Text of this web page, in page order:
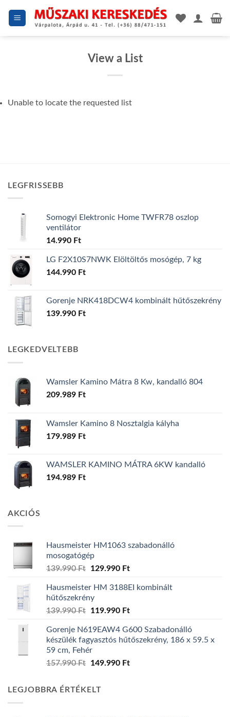
View a List
Unable to locate the requested list
LEGFRISSEBB
Somogyi Elektronic Home TWFR78 oszlop
ventilátor
14.990 Ft
LG F2X10S7NWK Elöltöltős mosógép, 7 kg
144.990 Ft
Gorenje NRK418DCW4 kombinált hűtőszekrény
139.990 Ft
LEGKEDVELTEBB
Wamsler Kamino Mátra 8 Kw, kandalló 804
209.989 Ft
Wamsler Kamino 8 Nosztalgia kályha
179.989 Ft
WAMSLER KAMINO MÁTRA 6KW kandalló
194.989 Ft
AKCIÓS
Hausmeister HM1063 szabadonálló
mosogatógép
139.990Ft
Original
was:
139.990 Ft.
129.990 FtCurrent
is:
Hausmeister HM 3188EI kombinált
hűtőszekrény
139.990Ft
Original
was:
139.990 Ft.
119.990 FtCurrent
is:
119.990 Ft.
Gorenje N619EAW4 G600 Szabadonálló
készülék fagyasztós hűtőszekrény, 186 x 59.5 x
59 cm, Fehér
157.990Ft
Original
157.990 Ft.
149.990 FtCurrent
LEGJOBBRA ÉRTÉKELT